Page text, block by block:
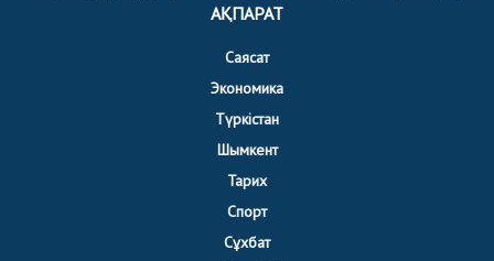
АҚПАРАТ
Саясат
Экономика
Түркістан
Шымкент
Тарих
Спорт
Сұхбат